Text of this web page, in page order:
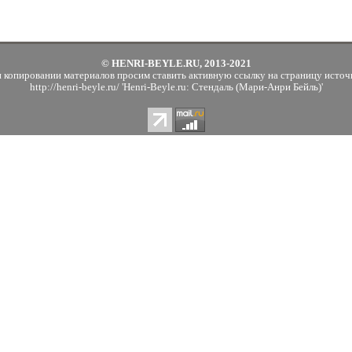
© HENRI-BEYLE.RU, 2013-2021
материалов просим ставить активную ссылку на страницу
http://henri-beyle.ru/ 'Henri-Beyle.ru: Стендаль (Мари-Анри Бейль)'